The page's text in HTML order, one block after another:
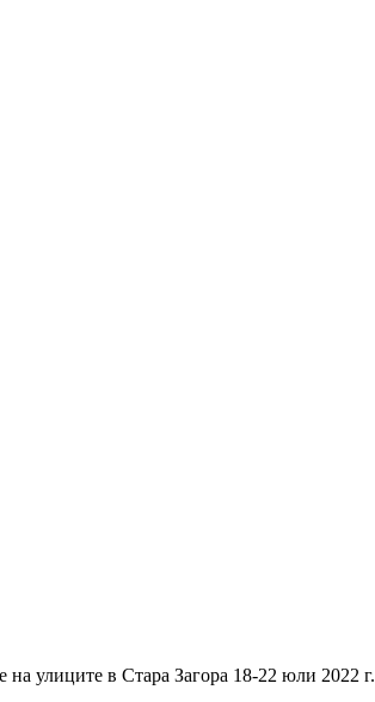
улиците в Стара Загора 18-22 юли 2022 г.